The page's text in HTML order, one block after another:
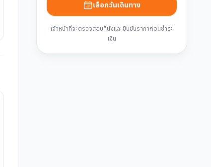
เลือกวันเดินทาง
เจ้าหน้าที่จะตรวจสอบที่นั่งและยืนยันราคาก่อนชำระ
เงิน